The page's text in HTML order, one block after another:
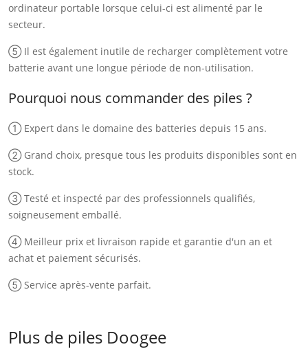
ordinateur portable lorsque celui-ci est alimenté par le
secteur.
⑤ Il est également inutile de recharger complètement votre
batterie avant une longue période de non-utilisation.
Pourquoi nous commander des piles ?
① Expert dans le domaine des batteries depuis 15 ans.
② Grand choix, presque tous les produits disponibles sont en
stock.
③ Testé et inspecté par des professionnels qualifiés,
soigneusement emballé.
④ Meilleur prix et livraison rapide et garantie d'un an et
achat et paiement sécurisés.
⑤ Service après-vente parfait.
Plus de piles Doogee